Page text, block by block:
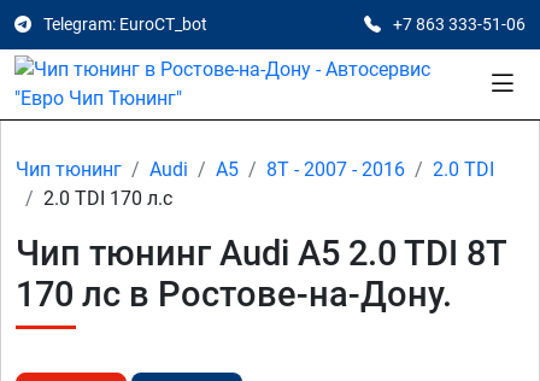
Telegram: EuroCT_bot +7 863 333-51-06
Чип тюнинг Audi A5 8T - 2007 - 2016
2.0 TDI
2.0 TDI 170 л.с
Чип тюнинг Audi A5 2.0 TDI 8T
170 лс в Ростове-на-Дону.